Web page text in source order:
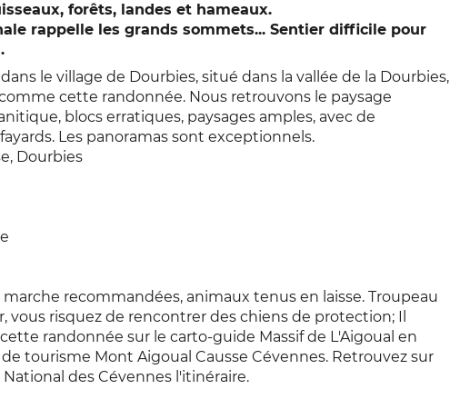
forêts, landes et hameaux.
rappelle les grands sommets... Sentier difficile pour
le village de Dourbies, situé dans la vallée de la Dourbies,
cette randonnée. Nous retrouvons le paysage
blocs erratiques, paysages amples, avec de
Les panoramas sont exceptionnels.
Dourbies
recommandées, animaux tenus en laisse. Troupeau
vous risquez de rencontrer des chiens de protection; Il
randonnée sur le carto-guide Massif de L'Aigoual en
tourisme Mont Aigoual Causse Cévennes. Retrouvez sur
des Cévennes l'itinéraire.